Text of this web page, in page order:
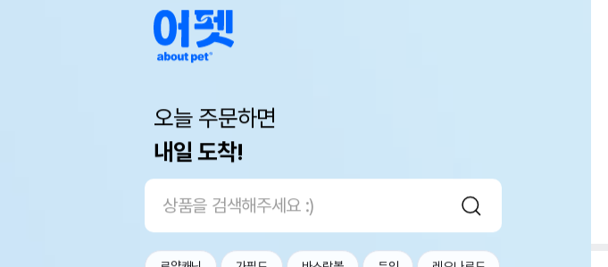
오늘 주문하면
내일 도착!